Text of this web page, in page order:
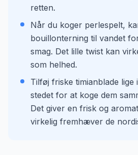
retten.
Når du koger perlespelt,
bouillonterning til vandet
smag. Det lille twist kan
som helhed.
Tilføj friske timianblade lige
stedet for at koge dem
Det giver en frisk og
virkelig fremhæver de